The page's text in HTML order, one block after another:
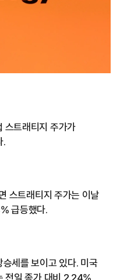
스트래티지 주가가
.
스트래티지 주가는 이날
급등했다.
세를 보이고 있다. 미국